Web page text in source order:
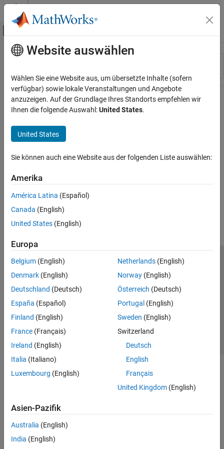
Weiter zum Inhalt
Umschaltung für Off-Canvas-
Ressource
Hauptinhalt
Website auswählen
Wählen Sie eine Website aus, um übersetzte Inhalte (sofern
verfügbar) sowie lokale Veranstaltungen und Angebote
anzuzeigen. Auf der Grundlage Ihres Standorts empfehlen wir
Ihnen die folgende Auswahl:United States.
United States
Sie können auch eine Website aus der folgenden Liste auswählen:
Amerika
América Latina (Español)
Canada (English)
United States (English)
Europa
Belgium (English)
Denmark (English)
Deutschland (Deutsch)
España (Español)
Finland (English)
France (Français)
Ireland (English)
Italia (Italiano)
Luxembourg (English)
Netherlands(English)
Norway(English)
Österreich (Deutsch)
Portugal (English)
Sweden (English)
Switzerland
Deutsch
English
Français
United Kingdom(English)
Asien-Pazifik
Australia (English)
India (English)
Trust Center
Datenschutz-Richtlinien
Datendiebstahl verhindern
Status von Anwendungen
© 1994-2026 The MathWorks, Inc.
Website auswählen
Deutschland